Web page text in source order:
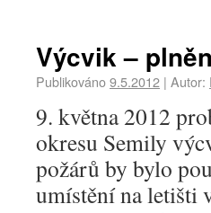
Výcvik –
Publikováno9.5.2012 | Autor:
9. května 2012
okresu Semily
požárů by bylo
umístění na